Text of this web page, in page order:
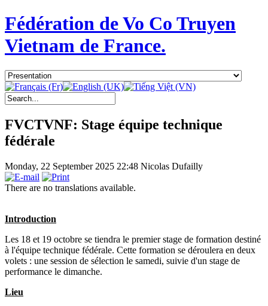
Fédération de Vo Co Truyen
Vietnam de France.
FVCTVNF: Stage équipe technique
fédérale
Monday, 22 September 2025 22:48 Nicolas Dufailly
There are no translations available.
Introduction
Les 18 et 19 octobre se tiendra le premier stage de formation destiné
à l'équipe technique fédérale. Cette formation se déroulera en deux
volets : une session de sélection le samedi, suivie d'un stage de
performance le dimanche.
Lieu